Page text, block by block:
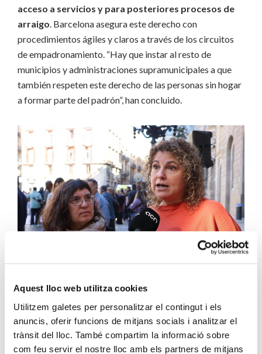
Aquest lloc web utilitza cookies
Utilitzem galetes per personalitzar el contingut i els
anuncis, oferir funcions de mitjans socials i analitzar el
trànsit del lloc. També compartim la informació sobre
com feu servir el nostre lloc amb els partners de mitjans
acceso a servicios y para posteriores procesos de
arraigo. Barcelona asegura este derecho con
procedimientos ágiles y claros a través de los circuitos
de empadronamiento. “Hay que instar al resto de
municipios y administraciones supramunicipales a que
también respeten este derecho de las personas sin hogar
a formar parte del padrón”, han concluido.